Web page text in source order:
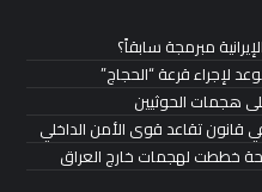
مبرمجة سابقاً؟
لإجراء قرعة “الحجاج”
هجمات الحوثيين
قانون تقاعد قوى الأمن الداخلي
خططت لهجمات خارج العراق